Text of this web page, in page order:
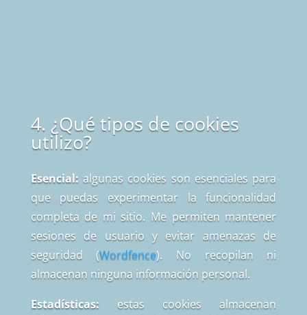
4. ¿Qué tipos de cookies
utilizo?
Esencial: algunas cookies son esenciales para
que puedas experimentar la funcionalidad
completa de mi sitio. Me permiten mantener
sesiones de usuario y evitar amenazas de
seguridad (Wordfence). No recopilan ni
almacenan ninguna información personal.
Estadísticas: estas cookies almacenan